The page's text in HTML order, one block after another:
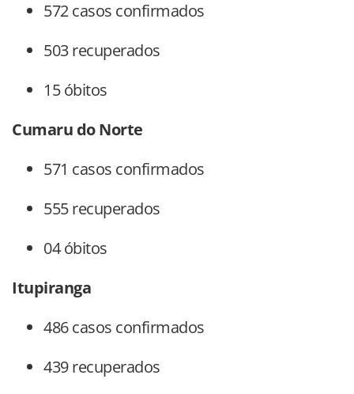
572 casos confirmados
503 recuperados
15 óbitos
Cumaru do Norte
571 casos confirmados
555 recuperados
04 óbitos
Itupiranga
486 casos confirmados
439 recuperados